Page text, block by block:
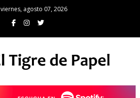
viernes, agosto 07, 2026